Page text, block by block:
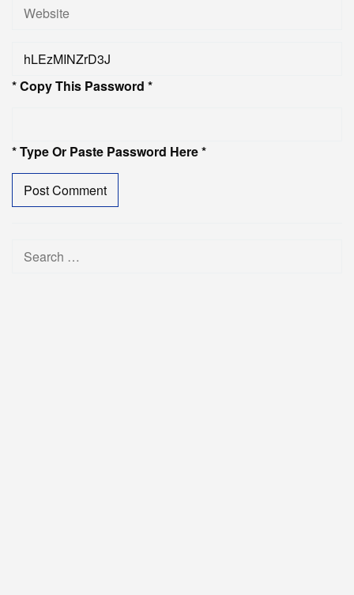
* Copy This Password *
* Type Or Paste Password Here *
Search